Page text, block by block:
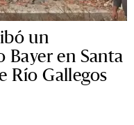
un
en Santa
Río Gallegos